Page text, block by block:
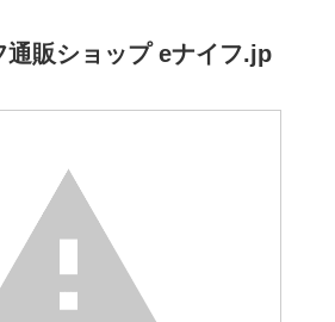
通販ショップ eナイフ.jp